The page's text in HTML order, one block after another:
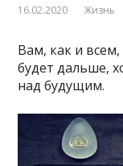
16.02.2020 Жизнь
Вам, как и всем,
будет дальше,
над будущим.